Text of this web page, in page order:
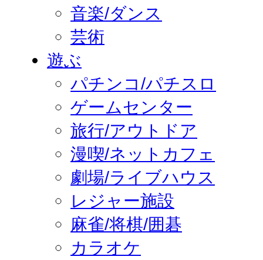
音楽/ダンス
芸術
遊ぶ
パチンコ/パチスロ
ゲームセンター
旅行/アウトドア
漫喫/ネットカフェ
劇場/ライブハウス
レジャー施設
麻雀/将棋/囲碁
カラオケ